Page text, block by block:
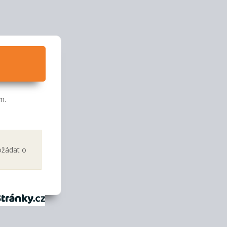
o